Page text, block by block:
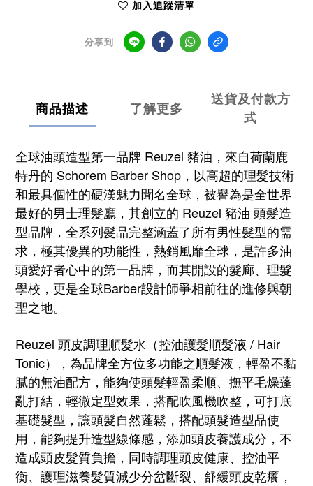
加入追蹤清單
分享到
商品描述 了解更多
送貨及付款方
式
全球油頭造型第一品牌 Reuzel 豬油，來自荷蘭鹿
特丹的 Schorem Barber Shop，以高超的理髮技術
和最具個性的硬漢魅力聞名全球，被譽為是全世界
最好的男士理髮廳，其創立的 Reuzel 豬油 頭髮造
型品牌，全系列髮品完整涵蓋了所有男性髮型的需
求，極其優異的功能性，熱銷風靡全球，是許多油
頭愛好者心中的第一品牌，而其開設的髮廊、理髮
學校，更是全球Barber設計師爭相前往的進修與朝
聖之地。
Reuzel 頭皮調理順髮水（控油護髮順髮液 / Hair
Tonic），為品牌全方位多功能之順髮液，輕盈不黏
膩的無油配方，能夠使頭髮輕盈柔順、撫平毛燥蓬
亂打結，輕微定型效果， 搭配吹風機吹整，可打底
基礎髮型，讓頭髮自然蓬鬆，搭配頭髮造型品使
用，能夠提升造型線條感，添加頭皮養護成分，不
造成頭皮髮質負擔，同時調理頭皮健康、控油平
衡、護理滋養髮質減少分岔斷裂、舒緩頭皮乾癢，